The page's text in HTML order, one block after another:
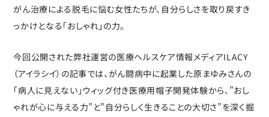
がん治療による脱毛に悩む女性たちが、自分らしさを取り戻すき
っかけとなる「おしゃれ」の力。
今回公開された弊社運営の医療ヘルスケア情報メディアILACY
（アイラシイ）の記事では、がん闘病中に起業した原まゆみさんの
「病人に見えない」ウィッグ付き医療用帽子開発体験から、”おし
ゃれが心に与える力”と”自分らしく生きることの大切さ”を深く掘